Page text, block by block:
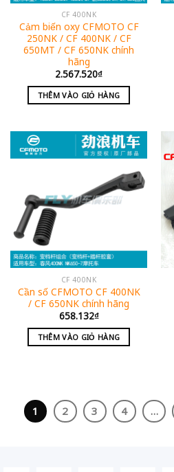
CF 400NK
Cảm biến oxy CFMOTO CF
250NK / CF 400NK / CF
650MT / CF 650NK chính
hãng
2.567.520₫
THÊM VÀO GIỎ HÀNG
CF 400NK
Cần số CFMOTO CF 400NK
/ CF 650NK chính hãng
658.132₫
THÊM VÀO GIỎ HÀNG
1 2 3 4 …